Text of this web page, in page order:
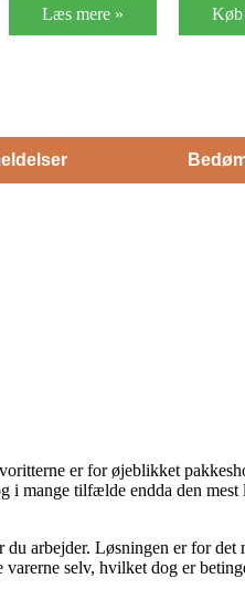
Læs mere » Køb
er for øjeblikket
mange tilfælde endda den
arbejder. Løsningen er for det
selv, hvilket dog er